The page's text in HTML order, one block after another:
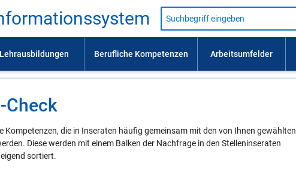
Suche
nach
Lehrausbildung,
usw.
Check
Kompetenzen, die in Inseraten häufig gemeinsam mit den von Ihnen gewählten
Diese werden mit einem Balken der Nachfrage in den Stelleninseraten
sortiert.